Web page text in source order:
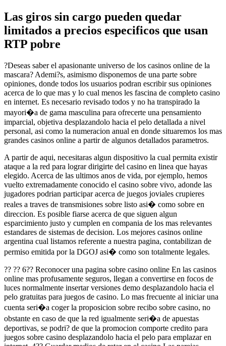
Las giros sin cargo pueden quedar
limitados a precios especificos que usan
RTP pobre
?Deseas saber el apasionante universo de los casinos online de la
mascara? Ademi?s, asimismo disponemos de una parte sobre
opiniones, donde todos los usuarios podran escribir sus opiniones
acerca de lo que mas y lo cual menos les fascina de completo casino
en internet. Es necesario revisado todos y no ha transpirado la
mayori�a de gama masculina para ofrecerte una pensamiento
imparcial, objetiva desplazandolo hacia el pelo detallada a nivel
personal, asi como la numeracion anual en donde situaremos los mas
grandes casinos online a partir de algunos detallados parametros.
A partir de aqui, necesitaras algun dispositivo la cual permita existir
ataque a la red para lograr dirigirte del casino en linea que hayas
elegido. Acerca de las ultimos anos de vida, por ejemplo, hemos
vuelto extremadamente conocido el casino sobre vivo, adonde las
jugadores podrian participar acerca de juegos joviales crupieres
reales a traves de transmisiones sobre listo asi� como sobre en
direccion. Es posible fiarse acerca de que siguen algun
esparcimiento justo y cumplen en compania de los mas relevantes
estandares de sistemas de decision. Los mejores casinos online
argentina cual listamos referente a nuestra pagina, contabilizan de
permiso emitida por la DGOJ asi� como son totalmente legales.
?? ?? 6?? Reconocer una pagina sobre casino online En las casinos
online mas profusamente seguros, llegan a convertirse en focos de
luces normalmente insertar versiones demo desplazandolo hacia el
pelo gratuitas para juegos de casino. Lo mas frecuente al iniciar una
cuenta seri�a coger la proposicion sobre recibo sobre casino, no
obstante en caso de que la red igualmente seri�a de apuestas
deportivas, se podri? de que la promocion comporte credito para
juegos sobre casino desplazandolo hacia el pelo para emplazar en